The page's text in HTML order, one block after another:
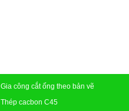
Gia công cắt ống theo bản vẽ
Thép cacbon C45